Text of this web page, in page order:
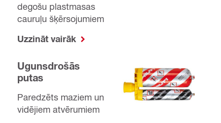
degošu plastmasas
cauruļu šķērsojumiem
Uzzināt vairāk
Ugunsdrošās
putas
Paredzēts maziem un
vidējiem atvērumiem